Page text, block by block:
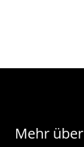
Mehr über